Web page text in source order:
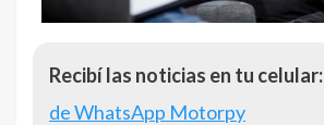
Recibí las noticias en tu celular:
de WhatsApp Motorpy